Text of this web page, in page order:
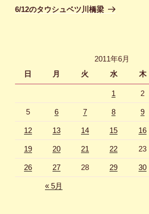
ゲ
の
6/12のタウシュベツ川橋梁
2011年6月
日
月 火 水 木
1 2
5 6 7 8 9
12 13 14 15 16
19 20 21 22 23
26 27 28 29 30
« 5月